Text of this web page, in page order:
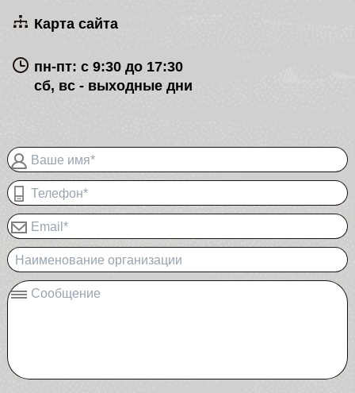
Карта сайта
пн-пт: с 9:30 до 17:30
сб, вс - выходные дни
Ваше имя*
Телефон*
Email*
Наименование организации
Сообщение